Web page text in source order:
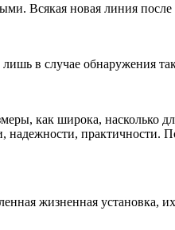
Всякая новая линия после
в случае обнаружения
как широка, насколько
практичности.
жизненная установка,